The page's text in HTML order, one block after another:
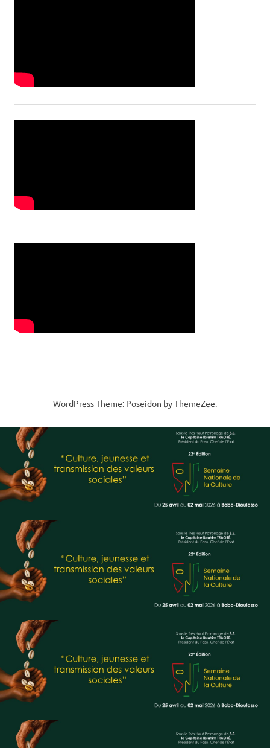
WordPress Theme: Poseidon by ThemeZee.